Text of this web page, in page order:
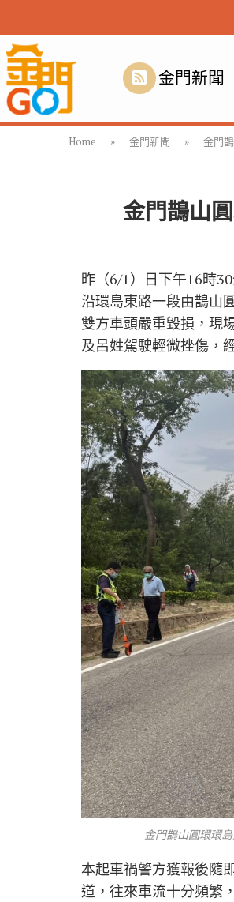
金門新聞
Home » 金門新聞 » 金門
金門鵲山
昨（6/1）日下午16時
沿環島東路一段由鵲山
雙方車頭嚴重毀損，現
及呂姓駕駛輕微挫傷，
金門鵲山圓環環
本起車禍警方獲報後隨
道，往來車流十分頻繁